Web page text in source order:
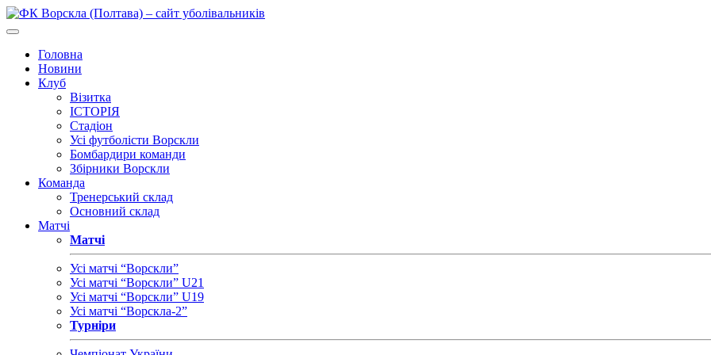
Головна
Новини
Клуб
Візитка
ІСТОРІЯ
Стадіон
Усі футболісти Ворскли
Бомбардири команди
Збірники Ворскли
Команда
Тренерський склад
Основний склад
Матчі
Матчі
Усі матчі “Ворскли”
Усі матчі “Ворскли” U21
Усі матчі “Ворскли” U19
Усі матчі “Ворскла-2”
Турніри